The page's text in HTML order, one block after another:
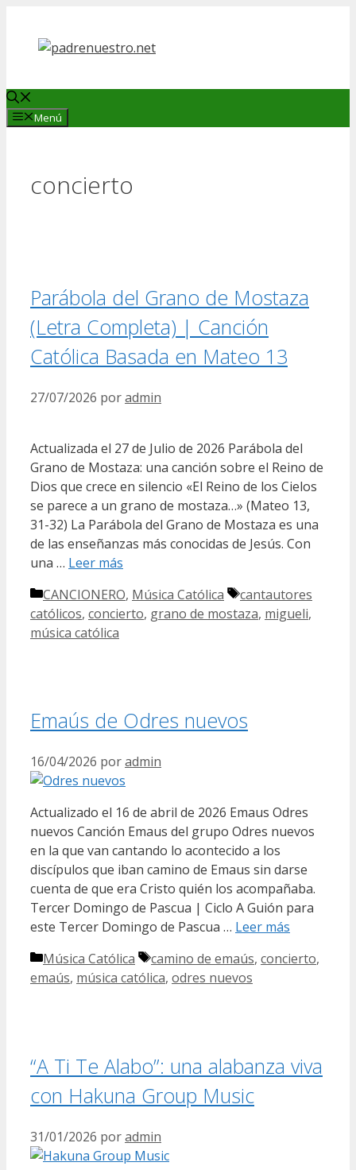
contenido
Menú
concierto
Parábola del Grano de Mostaza
(Letra Completa) | Canción
Católica Basada en Mateo 13
27/07/2026 poradmin
Actualizada el 27 de Julio de 2026 Parábola del
Grano de Mostaza: una canción sobre el Reino de
Dios que crece en silencio «El Reino de los Cielos
se parece a un grano de mostaza…» (Mateo 13,
31-32) La Parábola del Grano de Mostaza es una
de las enseñanzas más conocidas de Jesús. Con
una … Leer más
Categorías
CANCIONERO, Música Católica Etiquetas
cantautores
católicos, concierto, grano de mostaza, migueli,
música católica
Emaús de Odres nuevos
16/04/2026 poradmin
Actualizado el 16 de abril de 2026 Emaus Odres
nuevos Canción Emaus del grupo Odres nuevos
en la que van cantando lo acontecido a los
discípulos que iban camino de Emaus sin darse
cuenta de que era Cristo quién los acompañaba.
Tercer Domingo de Pascua | Ciclo A Guión para
este Tercer Domingo de Pascua … Leer más
Categorías
Música Católica Etiquetas
camino de emaús, concierto,
emaús, música católica, odres nuevos
“A Ti Te Alabo”: una alabanza viva
con Hakuna Group Music
31/01/2026 poradmin